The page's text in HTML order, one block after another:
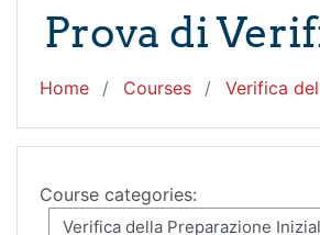
Prova di
Home Courses Verifica
Course categories: